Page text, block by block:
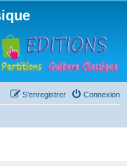
Connexion
S’enregistrer